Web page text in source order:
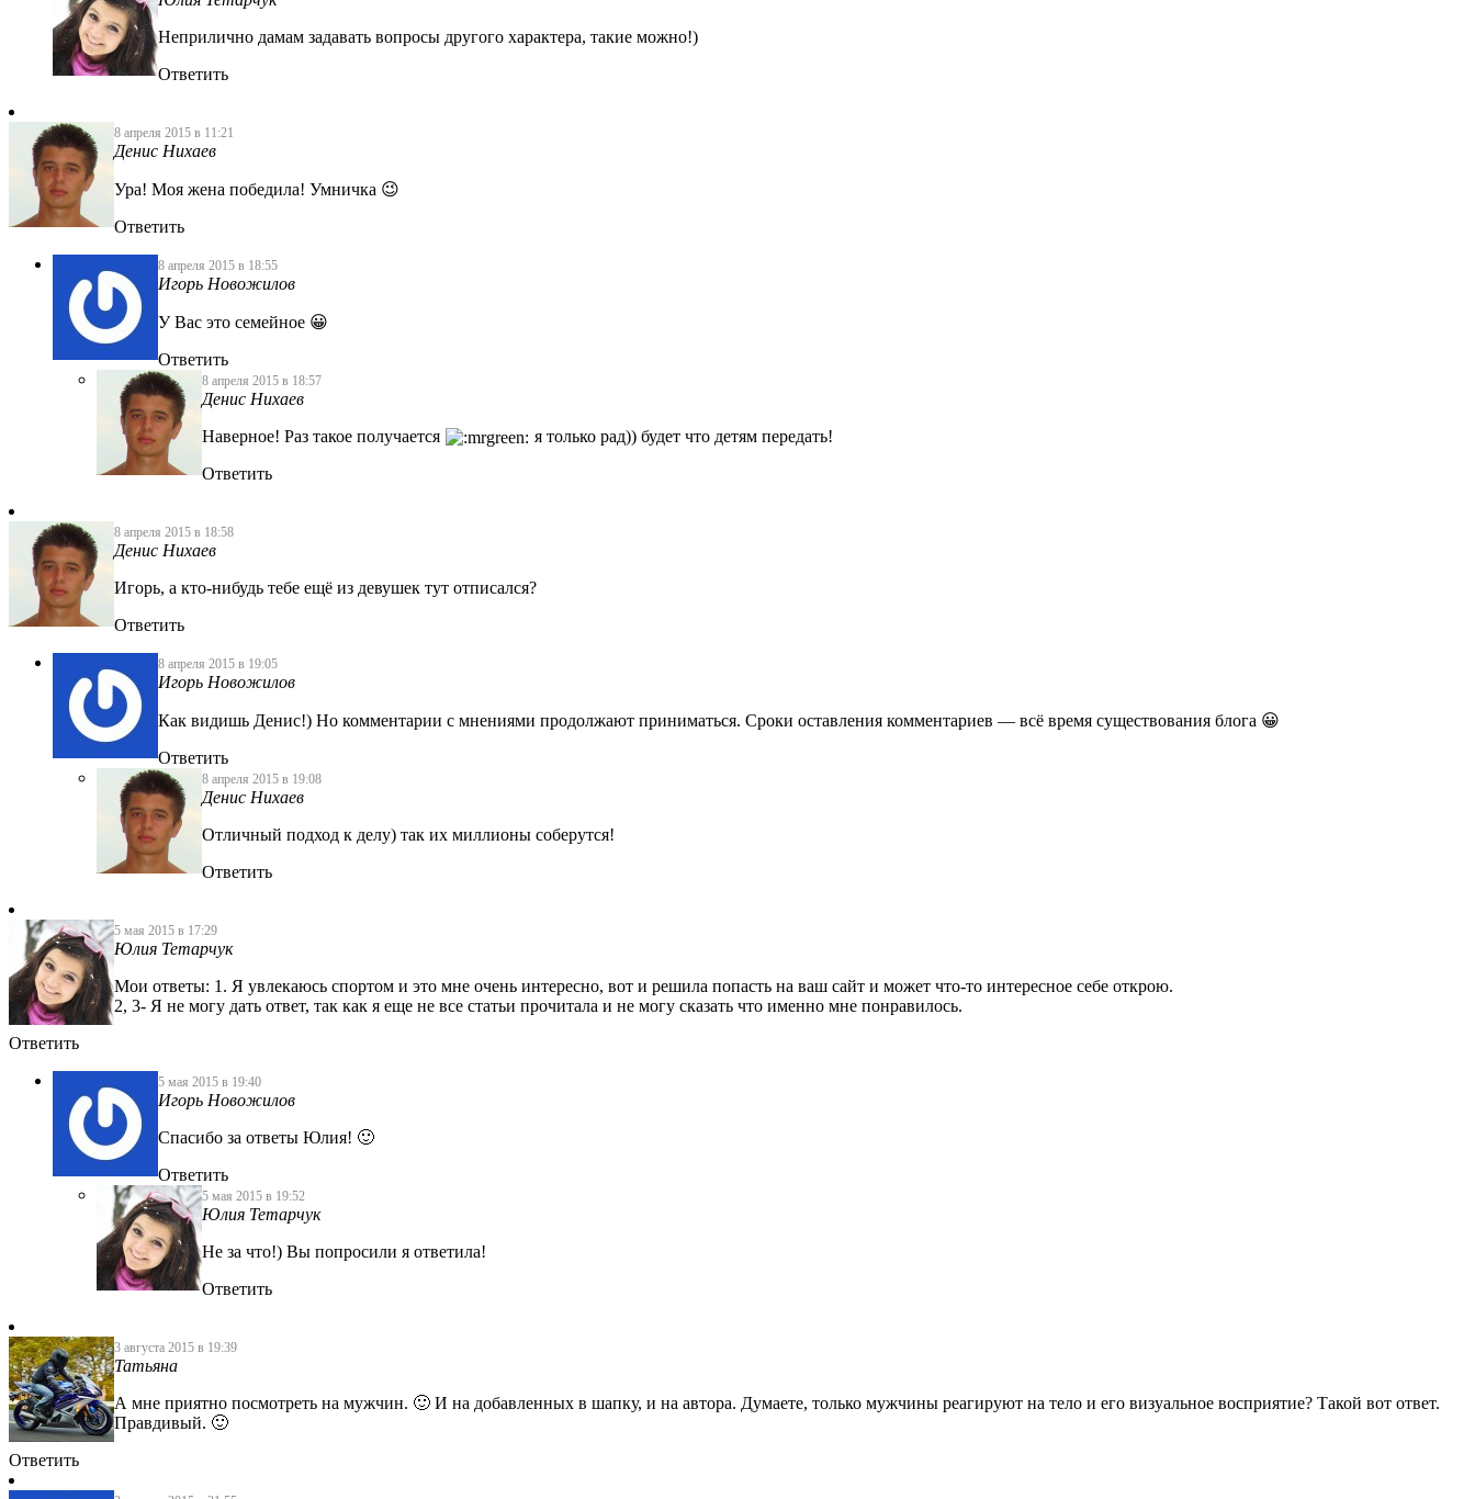
Неприлично дамам задавать вопросы другого характера, такие можно!)
Ответить
8 апреля 2015 в 11:21
Денис Нихаев
Ура! Моя жена победила! Умничка 😉
Ответить
8 апреля 2015 в 18:55
Игорь Новожилов
У Вас это семейное 😀
Ответить
8 апреля 2015 в 18:57
Денис Нихаев
Наверное! Раз такое получается
я только рад)) будет что детям передать!
Ответить
8 апреля 2015 в 18:58
Денис Нихаев
Игорь, а кто-нибудь тебе ещё из девушек тут отписался?
Ответить
8 апреля 2015 в 19:05
Игорь Новожилов
Как видишь Денис!) Но комментарии с мнениями продолжают приниматься. Сроки оставления комментариев — всё время существования блога 😀
Ответить
8 апреля 2015 в 19:08
Денис Нихаев
Отличный подход к делу) так их миллионы соберутся!
Ответить
5 мая 2015 в 17:29
Юлия Тетарчук
Мои ответы: 1. Я увлекаюсь спортом и это мне очень интересно, вот и решила попасть на ваш сайт и может что-то интересное себе открою.
2, 3- Я не могу дать ответ, так как я еще не все статьи прочитала и не могу сказать что именно мне понравилось.
Ответить
5 мая 2015 в 19:40
Игорь Новожилов
Спасибо за ответы Юлия! 🙂
Ответить
5 мая 2015 в 19:52
Юлия Тетарчук
Не за что!) Вы попросили я ответила!
Ответить
3 августа 2015 в 19:39
Татьяна
А мне приятно посмотреть на мужчин. 🙂 И на добавленных в шапку, и на автора. Думаете, только мужчины реагируют на тело и его визуальное восприятие? Такой вот ответ.
Правдивый. 🙂
Ответить